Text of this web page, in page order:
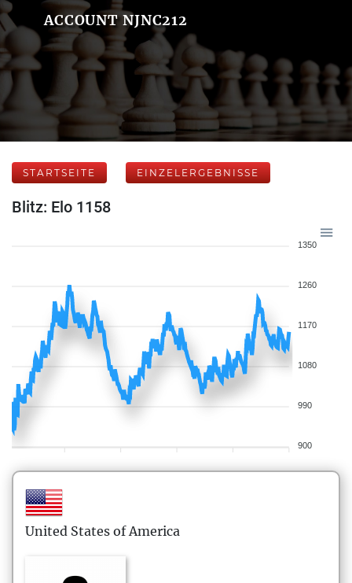
ACCOUNT NJNC212
STARTSEITE EINZELERGEBNISSE
Blitz: Elo 1158
1350
1260
1170
1080
990
900
United States of America